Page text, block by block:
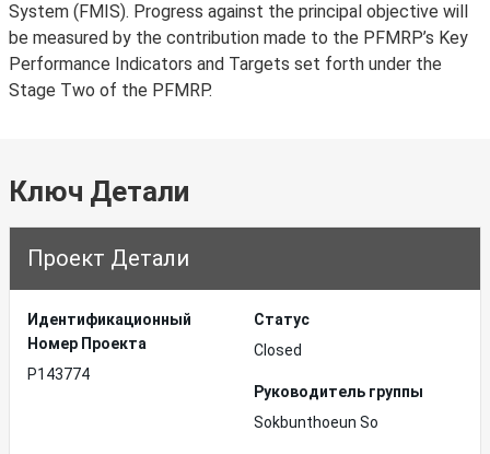
System (FMIS). Progress against the principal objective will
be measured by the contribution made to the PFMRP’s Key
Performance Indicators and Targets set forth under the
Stage Two of the PFMRP.
Ключ Детали
Проект Детали
Идентификационный
Hомер Проекта
P143774
Статус
Closed
Руководитель группы
Sokbunthoeun So